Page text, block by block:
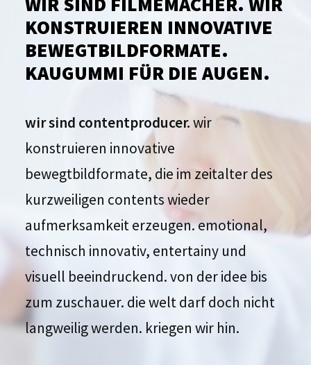
KONSTRUIEREN INNOVATIVE
BEWEGTBILDFORMATE.
KAUGUMMI FÜR DIE AUGEN.
wir sind contentproducer.wir
konstruieren innovative
bewegtbildformate, die im zeitalter des
kurzweiligen contents wieder
aufmerksamkeit erzeugen. emotional,
technisch innovativ, entertainy und
visuell beeindruckend. von der idee bis
zum zuschauer. die welt darf doch nicht
langweilig werden. kriegen wir hin.